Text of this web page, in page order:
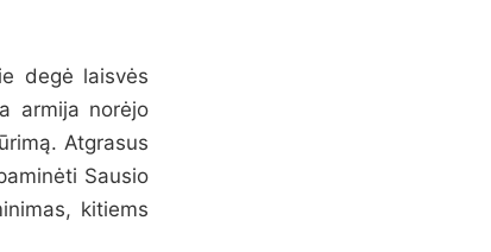
degė laisvės
armija norėjo
Atgrasus
Sausio
kitiems